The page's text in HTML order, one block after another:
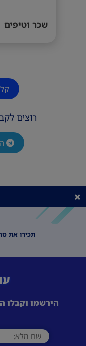
שכר וטיפים
רוצים
תכירו את
הירשמו וקבלו